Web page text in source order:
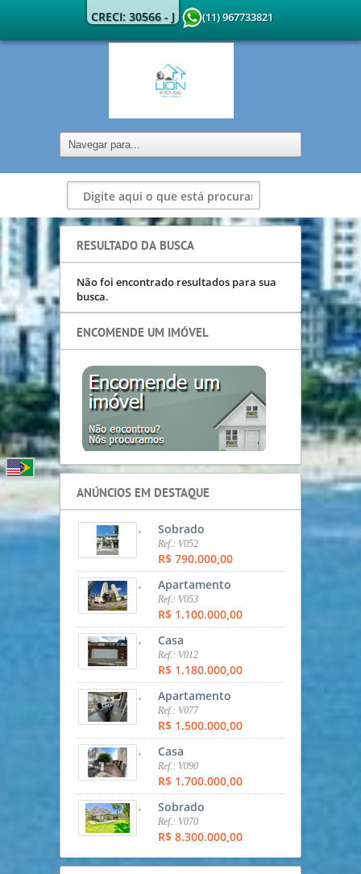
CRECI: 30566 - J (11) 967733821
RESULTADO DA BUSCA
Não foi encontrado resultados para sua
busca.
ENCOMENDE UM IMÓVEL
ANÚNCIOS EM DESTAQUE
, Sobrado
Ref.: V052
R$ 790.000,00
, Apartamento
Ref.: V053
R$ 1.100.000,00
, Casa
Ref.: V012
R$ 1.180.000,00
, Apartamento
Ref.: V077
R$ 1.500.000,00
, Casa
Ref.: V090
R$ 1.700.000,00
, Sobrado
Ref.: V070
R$ 8.300.000,00